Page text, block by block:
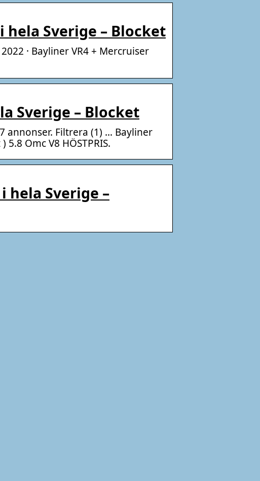
hela Sverige – Blocket
· Bayliner VR4 + Mercruiser
Sverige – Blocket
annonser. Filtrera (1) … Bayliner
Omc V8 HÖSTPRIS.
hela Sverige –